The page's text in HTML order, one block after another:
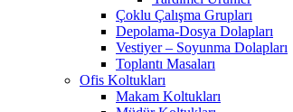
Çoklu Çalışma Grupları
Depolama-Dosya Dolapları
Vestiyer – Soyunma Dolapları
Toplantı Masaları
Ofis Koltukları
Makam Koltukları